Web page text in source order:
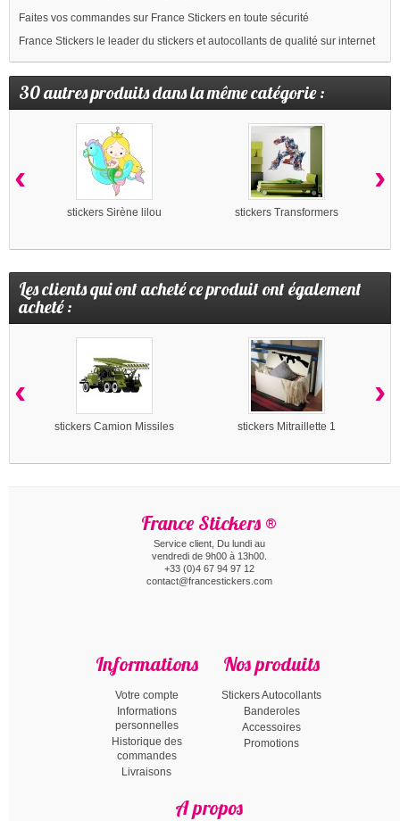
Faites vos commandes sur France Stickers en toute sécurité
France Stickers le leader du stickers et autocollants de qualité sur internet
30 autres produits dans la même catégorie :
stickers Sirène lilou stickers Transformers
‹ ›
Les clients qui ont acheté ce produit ont également
acheté :
stickers Camion Missiles stickers Mitraillette 1
‹ ›
France Stickers ®
Service client, Du lundi au
vendredi de 9h00 à 13h00.
+33 (0)4 67 94 97 12
contact@francestickers.com
Informations
Votre compte
Informations
personnelles
Historique des
commandes
Livraisons
Nos produits
Stickers Autocollants
Banderoles
Accessoires
Promotions
A propos